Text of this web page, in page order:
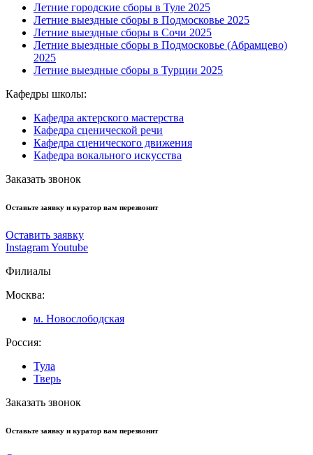
Летние городские сборы в Туле 2025
Летние выездные сборы в Подмосковье 2025
Летние выездные сборы в Сочи 2025
Летние выездные сборы в Подмосковье (Абрамцево)
2025
Летние выездные сборы в Турции 2025
Кафедры школы:
Кафедра актерского мастерства
Кафедра сценической речи
Кафедра сценического движения
Кафедра вокального искусства
Заказать звонок
Оставьте заявку и куратор вам перезвонит
Оставить заявку
InstagramYoutube
Филиалы
Москва:
м. Новослободская
Россия:
Тула
Тверь
Заказать звонок
Оставьте заявку и куратор вам перезвонит